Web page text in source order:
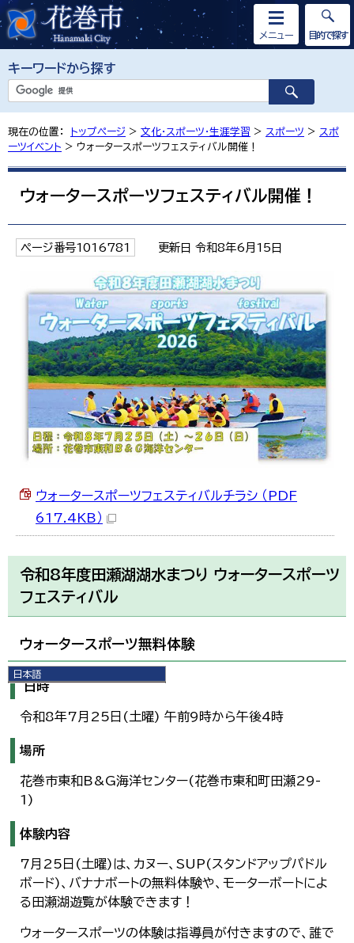
キーワードから探す
メニュー
日本語
日本語
한국어
繁體中文
目的で探す
現在の位置： トップページ > 文化・スポーツ・生涯学習 > スポーツ > スポ
ーツイベント > ウォータースポーツフェスティバル開催！
ウォータースポーツフェスティバル開催！
ページ番号1016781 更新日 令和8年6月15日
ウォータースポーツフェスティバルチラシ （PDF
617.4KB）
令和8年度田瀬湖湖水まつり ウォータースポーツ
フェスティバル
ウォータースポーツ無料体験
日時
令和8年7月25日(土曜) 午前9時から午後4時
場所
花巻市東和B&G海洋センター(花巻市東和町田瀬29-
1)
体験内容
7月25日(土曜)は、カヌー、SUP(スタンドアップパドル
ボード)、バナナボートの無料体験や、モーターボートによ
る田瀬湖遊覧が体験できます！
ウォータースポーツの体験は指導員が付きますので、誰で